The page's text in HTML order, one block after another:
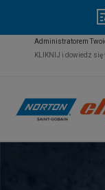
Administratorem
KLIKNIJ i dowiedz się